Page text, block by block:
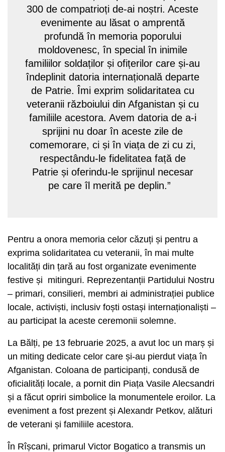
300 de compatrioți de-ai noștri. Aceste
evenimente au lăsat o amprentă
profundă în memoria poporului
moldovenesc, în special în inimile
familiilor soldaților și ofițerilor care și-au
îndeplinit datoria internațională departe
de Patrie. Îmi exprim solidaritatea cu
veteranii războiului din Afganistan și cu
familiile acestora. Avem datoria de a-i
sprijini nu doar în aceste zile de
comemorare, ci și în viața de zi cu zi,
respectându-le fidelitatea față de
Patrie și oferindu-le sprijinul necesar
pe care îl merită pe deplin.”
Pentru a onora memoria celor căzuți și pentru a
exprima solidaritatea cu veteranii, în mai multe
localități din țară au fost organizate evenimente
festive și mitinguri. Reprezentanții Partidului Nostru
– primari, consilieri, membri ai administrației publice
locale, activiști, inclusiv foști ostași internaționaliști –
au participat la aceste ceremonii solemne.
La Bălți, pe 13 februarie 2025, a avut loc un marș și
un miting dedicate celor care și-au pierdut viața în
Afganistan. Coloana de participanți, condusă de
oficialități locale, a pornit din Piața Vasile Alecsandri
și a făcut opriri simbolice la monumentele eroilor. La
eveniment a fost prezent și Alexandr Petkov, alături
de veterani și familiile acestora.
În Rîșcani, primarul Victor Bogatico a transmis un